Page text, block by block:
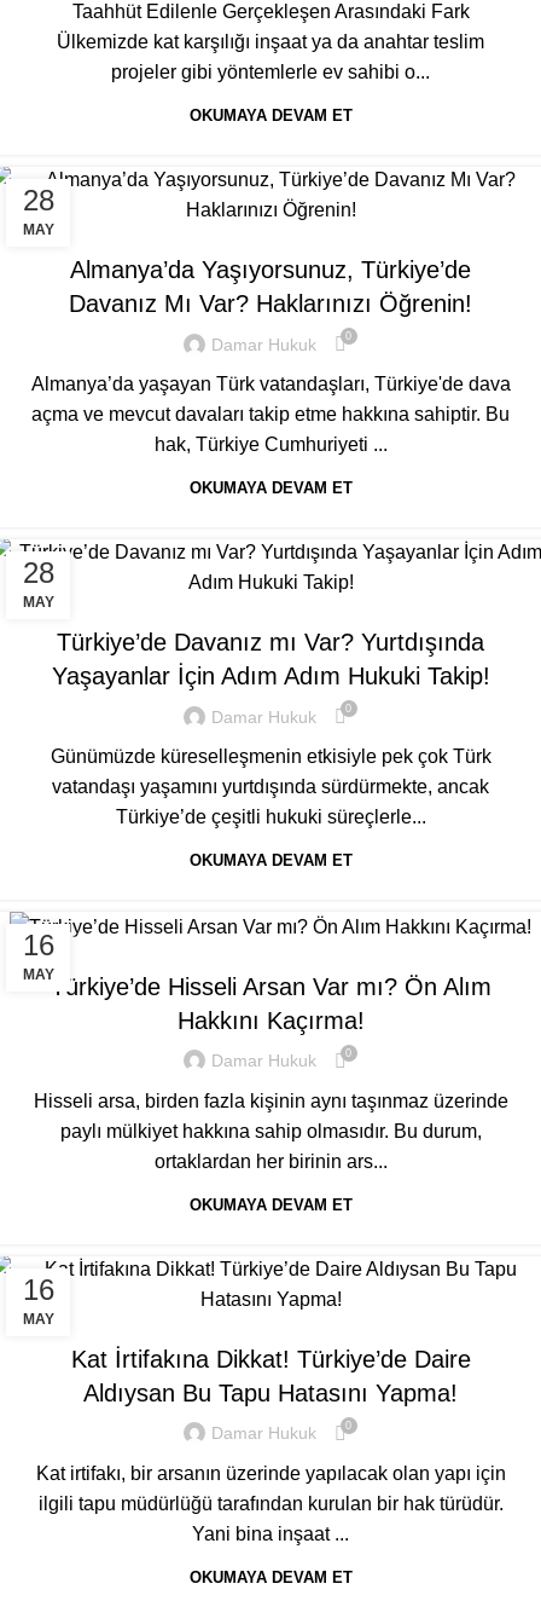
Taahhüt Edilenle Gerçekleşen Arasındaki Fark
Ülkemizde kat karşılığı inşaat ya da anahtar teslim
projeler gibi yöntemlerle ev sahibi o...
OKUMAYA DEVAM ET
28
MAYGENEL
Almanya’da Yaşıyorsunuz, Türkiye’de
Davanız Mı Var? Haklarınızı Öğrenin!
Damar Hukuk 0
Almanya’da yaşayan Türk vatandaşları, Türkiye'de dava
açma ve mevcut davaları takip etme hakkına sahiptir. Bu
hak, Türkiye Cumhuriyeti ...
OKUMAYA DEVAM ET
28
MAYGENEL
Türkiye’de Davanız mı Var? Yurtdışında
Yaşayanlar İçin Adım Adım Hukuki Takip!
Damar Hukuk 0
Günümüzde küreselleşmenin etkisiyle pek çok Türk
vatandaşı yaşamını yurtdışında sürdürmekte, ancak
Türkiye’de çeşitli hukuki süreçlerle...
OKUMAYA DEVAM ET
16
MAY
GENEL
Türkiye’de Hisseli Arsan Var mı? Ön Alım
Hakkını Kaçırma!
Damar Hukuk 0
Hisseli arsa, birden fazla kişinin aynı taşınmaz üzerinde
paylı mülkiyet hakkına sahip olmasıdır. Bu durum,
ortaklardan her birinin ars...
OKUMAYA DEVAM ET
16
MAYGENEL
Kat İrtifakına Dikkat! Türkiye’de Daire
Aldıysan Bu Tapu Hatasını Yapma!
Damar Hukuk 0
Kat irtifakı, bir arsanın üzerinde yapılacak olan yapı için
ilgili tapu müdürlüğü tarafından kurulan bir hak türüdür.
Yani bina inşaat ...
OKUMAYA DEVAM ET